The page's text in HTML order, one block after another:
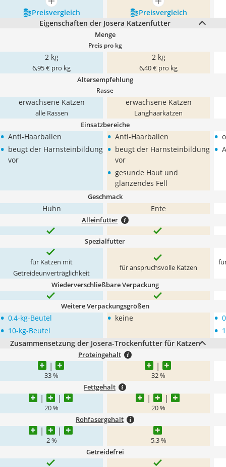
mehr anzeigen
mehr anzeigen
Preis­vergleich
Preis­vergleich
Eigenschaften der Josera Katzenfutter
Menge
Preis pro kg
2 kg
6,95 € pro kg
2 kg
6,40 € pro kg
Altersempfehlung
Rasse
erwachsene Katzen
alle Rassen
erwachsene Katzen
Langhaarkatzen
Einsatzbereiche
• Anti-Haarballen
• beugt der Harnsteinbildung
vor
• Anti-Haarballen
• beugt der Harnsteinbildung
vor
• gesunde Haut und
glänzendes Fell
•
•
Geschmack
Huhn Ente
Alleinfutter
Spezialfutter
für Katzen mit
Getreideunverträglichkeit
für anspruchsvolle Katzen
Wiederverschließbare Verpackung
Weitere Verpackungsgrößen
• 0,4-kg-Beutel
• 10-kg-Beutel
• keine •
•
Zusammensetzung der Josera-Trockenfutter für Katzen
Proteingehalt
33 % 32 %
Fettgehalt
20 % 20 %
Rohfasergehalt
2 % 5,3 %
Getreidefrei